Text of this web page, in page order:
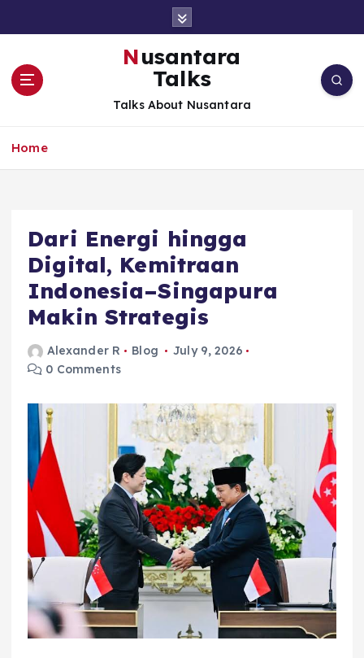
Nusantara
Talks
Talks About Nusantara
Home
Dari Energi hingga
Digital, Kemitraan
Indonesia–Singapura
Makin Strategis
Alexander R Blog
July 9, 2026
0 Comments